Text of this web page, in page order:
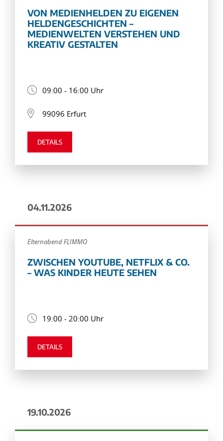
VON MEDIENHELDEN ZU EIGENEN
HELDENGESCHICHTEN –
MEDIENWELTEN VERSTEHEN UND
KREATIV GESTALTEN
09:00 - 16:00 Uhr
99096 Erfurt
DETAILS
04.11.2026
Elternabend FLIMMO
ZWISCHEN YOUTUBE, NETFLIX & CO.
– WAS KINDER HEUTE SEHEN
19:00 - 20:00 Uhr
DETAILS
19.10.2026